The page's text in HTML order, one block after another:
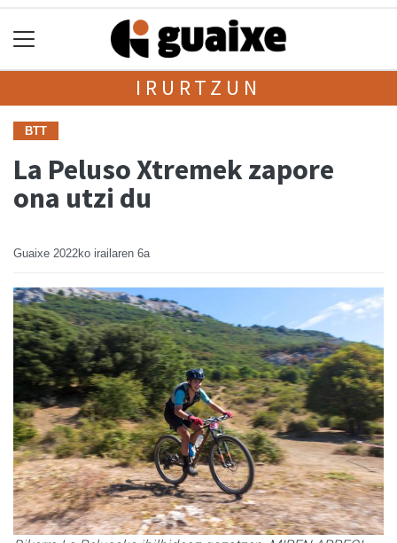
IRURTZUN
BTT
La Peluso Xtremek zapore
ona utzi du
Guaixe 2022ko irailaren 6a